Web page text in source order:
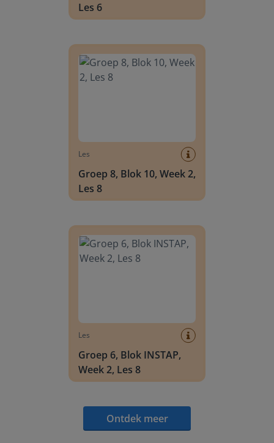
Les 6
Les
Groep 8, Blok 10, Week 2,
Les 8
Les
Groep 6, Blok INSTAP,
Week 2, Les 8
Ontdek meer